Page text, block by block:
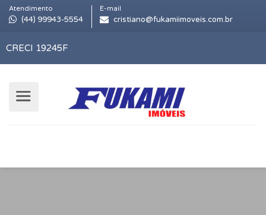
Atendimento
(44) 99943-5554
E-mail
cristiano@fukamiimoveis.com.br
CRECI 19245F